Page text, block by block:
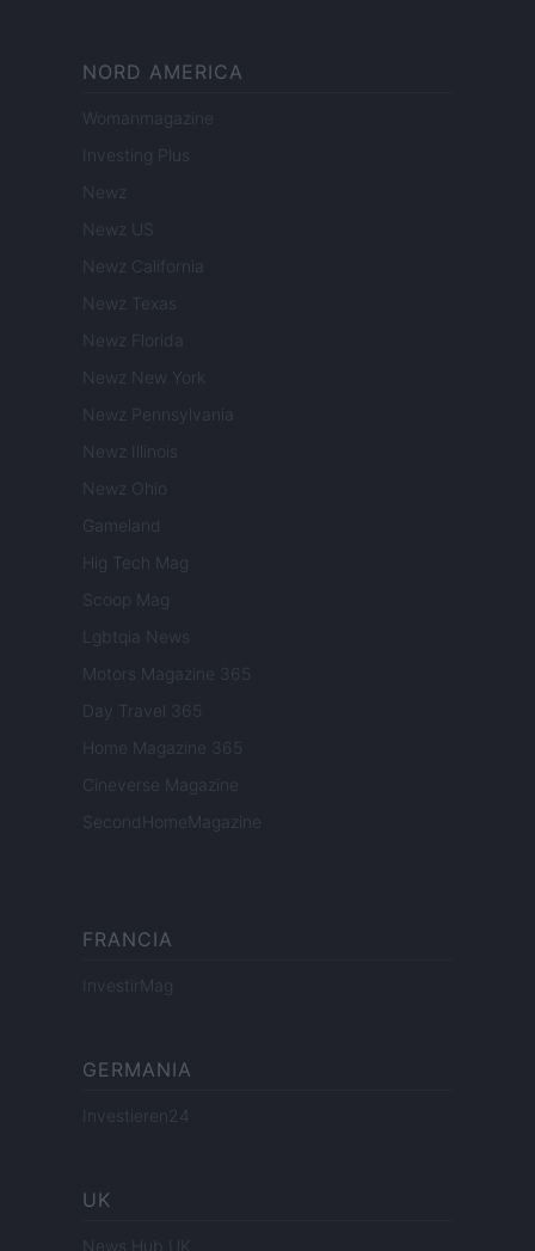
NORD AMERICA
Womanmagazine
Investing Plus
Newz
Newz US
Newz California
Newz Texas
Newz Florida
Newz New York
Newz Pennsylvania
Newz Illinois
Newz Ohio
Gameland
Hig Tech Mag
Scoop Mag
Lgbtqia News
Motors Magazine 365
Day Travel 365
Home Magazine 365
Cineverse Magazine
SecondHomeMagazine
FRANCIA
InvestirMag
GERMANIA
Investieren24
UK
News Hub UK